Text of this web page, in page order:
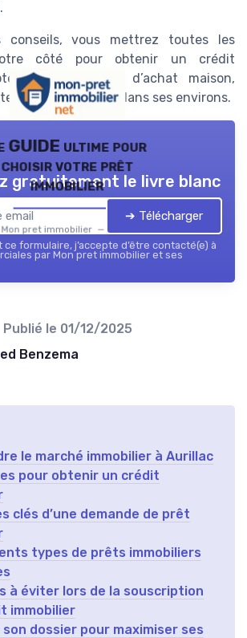
conseils, vous mettrez toutes les
côté pour obtenir un crédit
à votre projet d’achat maison,
à Aurillac et dans ses environs.
GUIDE ultime pour
choisir votre prêt
immobilier
Mon pret immobilier — 2026
gratuitement le livre blanc
➔ Télécharger
ce formulaire, j’accepte d’être contacté(e) à
par Mon pret immobilier et ses
Publié le 01/12/2025
Benzema
le marché immobilier à Aurillac
pour obtenir un crédit
clés d’une demande de prêt
types de prêts immobiliers
à éviter lors de la souscription
immobilier
dossier pour maximiser ses